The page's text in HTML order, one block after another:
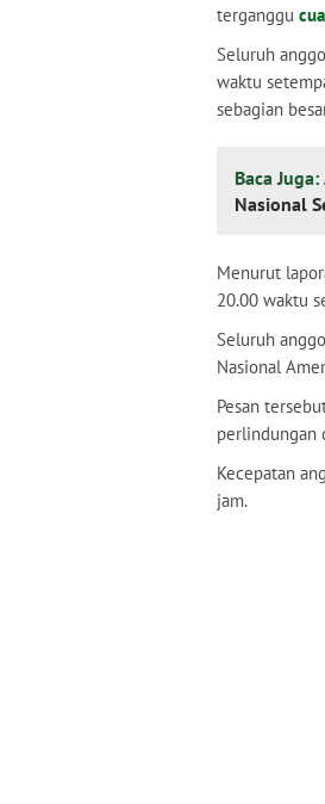
terganggu
Seluruh
waktu
sebagian
Baca Juga:
Nasional
Menurut
20.00 waktu
Seluruh
Nasional
Pesan
perlindungan
Kecepatan
jam.